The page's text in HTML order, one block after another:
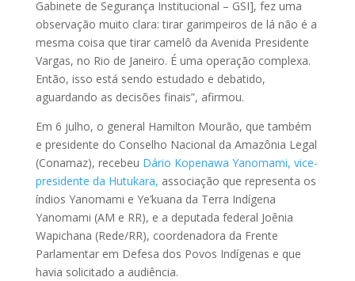
Gabinete de Segurança Institucional – GSI], fez uma
observação muito clara: tirar garimpeiros de lá não é a
mesma coisa que tirar camelô da Avenida Presidente
Vargas, no Rio de Janeiro. É uma operação complexa.
Então, isso está sendo estudado e debatido,
aguardando as decisões finais”, afirmou.
Em 6 julho, o general Hamilton Mourão, que também
e presidente do Conselho Nacional da Amazônia Legal
(Conamaz), recebeu Dário Kopenawa Yanomami, vice-
presidente da Hutukara, associação que representa os
índios Yanomami e Ye’kuana da Terra Indígena
Yanomami (AM e RR), e a deputada federal Joênia
Wapichana (Rede/RR), coordenadora da Frente
Parlamentar em Defesa dos Povos Indígenas e que
havia solicitado a audiência.